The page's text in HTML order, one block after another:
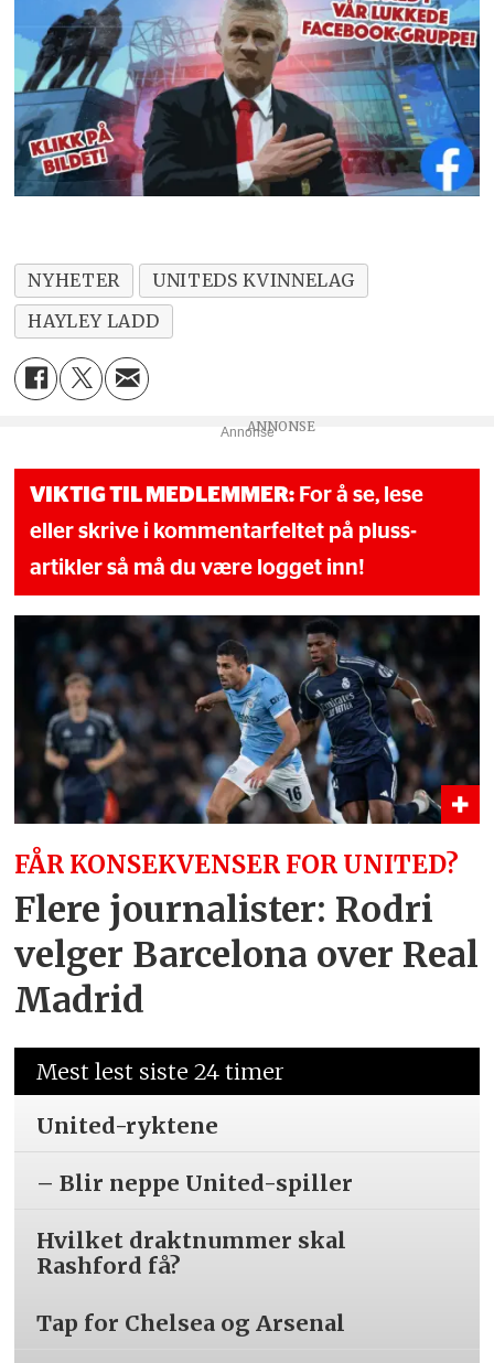
NYHETER
UNITEDS KVINNELAG
HAYLEY LADD
Annonse
VIKTIG TIL MEDLEMMER: For å se, lese
eller skrive i kommentarfeltet på pluss-
artikler så må du være logget inn!
FÅR KONSEKVENSER FOR UNITED?
Flere journalister: Rodri
velger Barcelona over Real
Madrid
Mest lest siste 24 timer
United-ryktene
– Blir neppe United-spiller
Hvilket draktnummer skal
Rashford få?
Tap for Chelsea og Arsenal